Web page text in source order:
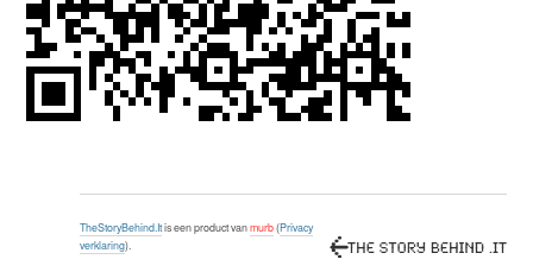
TheStoryBehind.Itis een product vanmurb(Privacy
verklaring).